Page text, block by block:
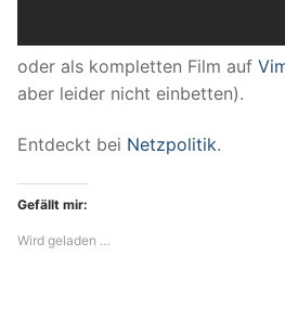
oder als kompletten Film auf
aber leider nicht einbetten).
Entdeckt bei Netzpolitik.
Gefällt mir:
Wird geladen …